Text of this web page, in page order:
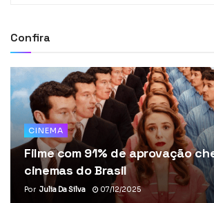
Confira
CINEMA
Filme com 91% de aprovação
cinemas do Brasil
Por Julia Da Silva 07/12/2025